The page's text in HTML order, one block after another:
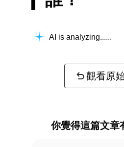
AI is analyzing...
觀看原
你覺得這篇文章